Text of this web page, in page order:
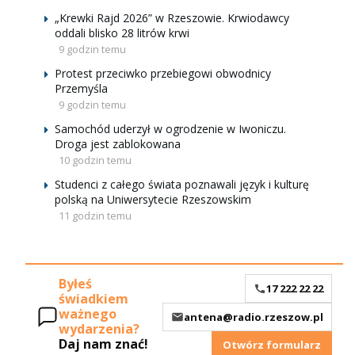
„Krewki Rajd 2026” w Rzeszowie. Krwiodawcy
oddali blisko 28 litrów krwi
9 godzin temu
Protest przeciwko przebiegowi obwodnicy
Przemyśla
9 godzin temu
Samochód uderzył w ogrodzenie w Iwoniczu.
Droga jest zablokowana
10 godzin temu
Studenci z całego świata poznawali język i kulturę
polską na Uniwersytecie Rzeszowskim
11 godzin temu
Byłeś
świadkiem
ważnego
wydarzenia?
Daj nam znać!
17 222 22 22
antena@radio.rzeszow.pl
Otwórz formularz